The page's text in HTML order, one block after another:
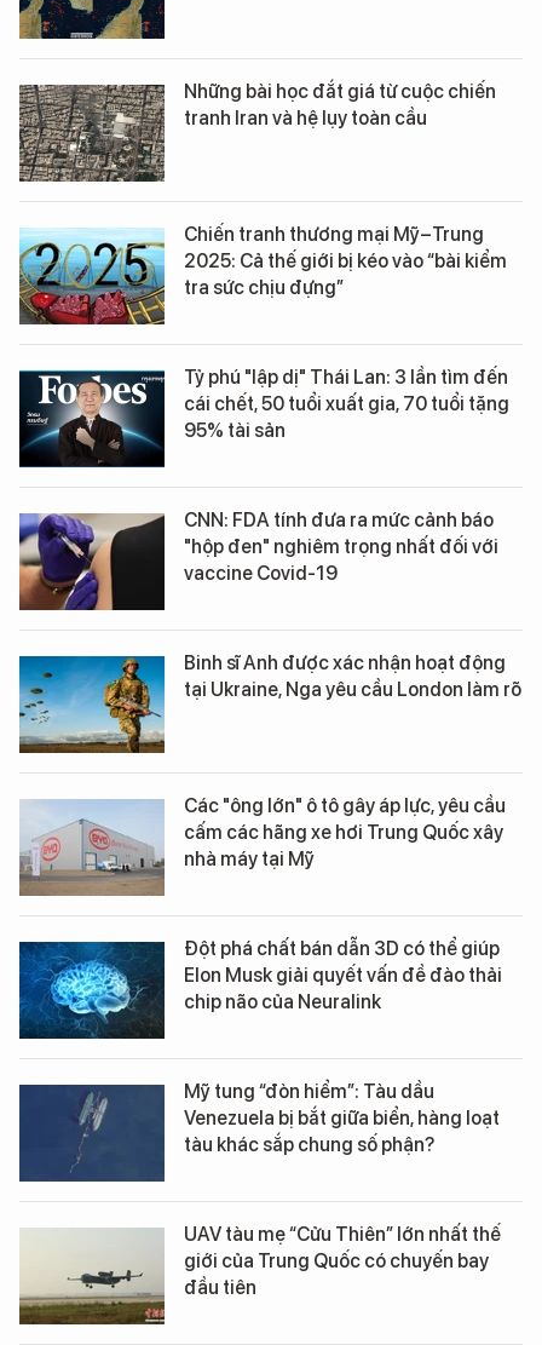
Những bài học đắt giá từ cuộc chiến
tranh Iran và hệ lụy toàn cầu
Chiến tranh thương mại Mỹ–Trung
2025: Cả thế giới bị kéo vào “bài kiểm
tra sức chịu đựng”
Tỷ phú "lập dị" Thái Lan: 3 lần tìm đến
cái chết, 50 tuổi xuất gia, 70 tuổi tặng
95% tài sản
CNN: FDA tính đưa ra mức cảnh báo
"hộp đen" nghiêm trọng nhất đối với
vaccine Covid-19
Binh sĩ Anh được xác nhận hoạt động
tại Ukraine, Nga yêu cầu London làm rõ
Các "ông lớn" ô tô gây áp lực, yêu cầu
cấm các hãng xe hơi Trung Quốc xây
nhà máy tại Mỹ
Đột phá chất bán dẫn 3D có thể giúp
Elon Musk giải quyết vấn đề đào thải
chip não của Neuralink
Mỹ tung “đòn hiểm”: Tàu dầu
Venezuela bị bắt giữa biển, hàng loạt
tàu khác sắp chung số phận?
UAV tàu mẹ “Cửu Thiên” lớn nhất thế
giới của Trung Quốc có chuyến bay
đầu tiên